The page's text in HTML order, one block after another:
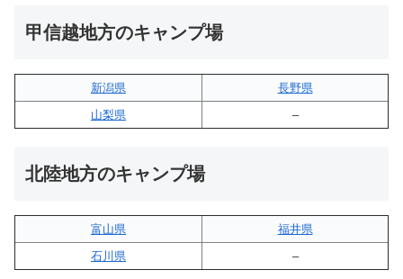
甲信越地方のキャンプ場
新潟県
長野県
山梨県
–
北陸地方のキャンプ場
富山県
福井県
石川県
–